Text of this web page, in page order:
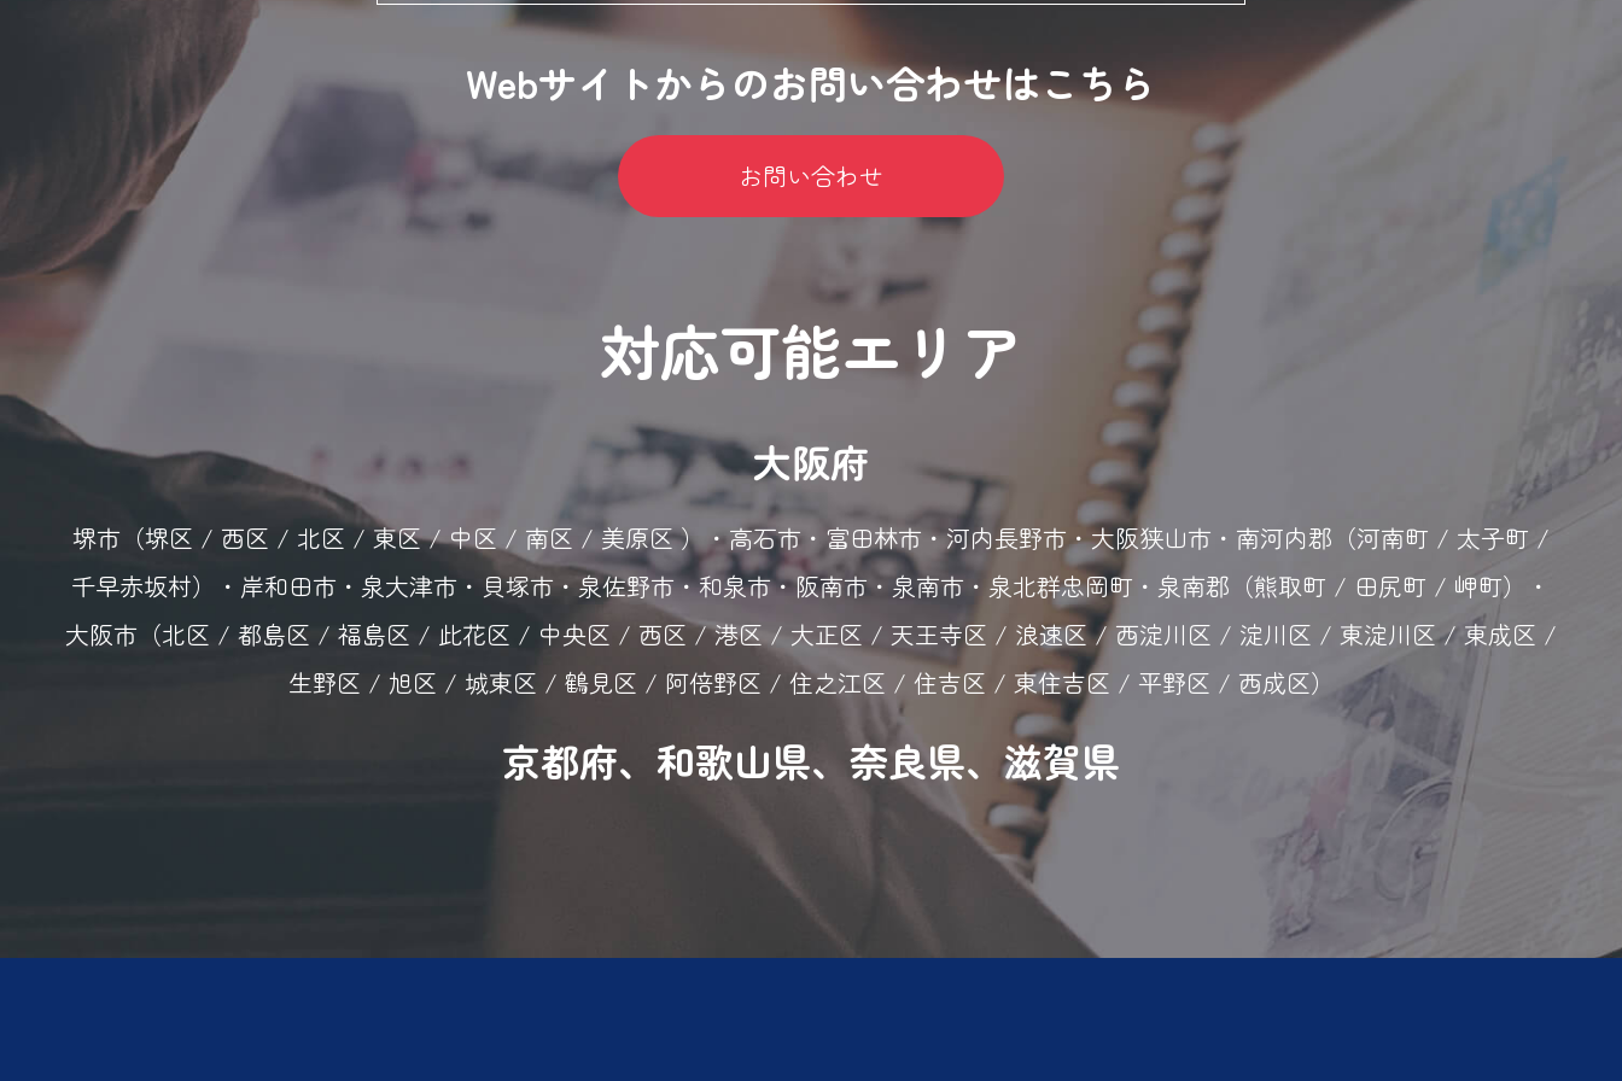
Webサイトからのお問い合わせはこちら
お問い合わせ
対応可能エリア
大阪府
堺市（堺区 / 西区 / 北区 / 東区 / 中区 / 南区 / 美原区 ）・高石市・富田林市・河内長野市・大阪狭山市・南河内郡（河南町 / 太子町 /
千早赤坂村）・岸和田市・泉大津市・貝塚市・泉佐野市・和泉市・阪南市・泉南市・泉北群忠岡町・泉南郡（熊取町 / 田尻町 / 岬町）・
大阪市（北区 / 都島区 / 福島区 / 此花区 / 中央区 / 西区 / 港区 / 大正区 / 天王寺区 / 浪速区 / 西淀川区 / 淀川区 / 東淀川区 / 東成区 /
生野区 / 旭区 / 城東区 / 鶴見区 / 阿倍野区 / 住之江区 / 住吉区 / 東住吉区 / 平野区 / 西成区）
京都府、和歌山県、奈良県、滋賀県